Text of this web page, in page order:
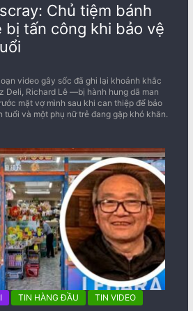
Chủ tiệm bánh
bị tấn công khi bảo vệ
video gây sốc đã ghi lại khoảnh khắc
Deli, Richard Lê —bị hành hung dã man
mặt vợ mình sau khi can thiệp để bảo
tuổi và một phụ nữ trẻ đang gặp khó khăn.
TIN HÀNG ĐẦU TIN VIDEO